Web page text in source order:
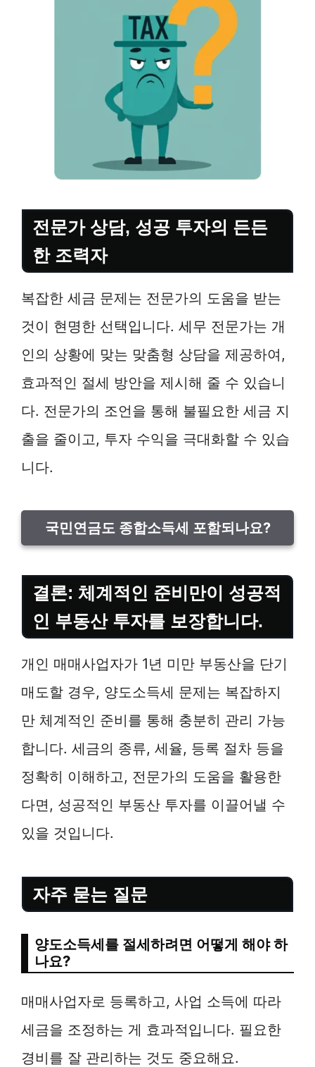
전문가 상담, 성공 투자의 든든
한 조력자
복잡한 세금 문제는 전문가의 도움을 받는
것이 현명한 선택입니다. 세무 전문가는 개
인의 상황에 맞는 맞춤형 상담을 제공하여,
효과적인 절세 방안을 제시해 줄 수 있습니
다. 전문가의 조언을 통해 불필요한 세금 지
출을 줄이고, 투자 수익을 극대화할 수 있습
니다.
국민연금도 종합소득세 포함되나요?
결론: 체계적인 준비만이 성공적
인 부동산 투자를 보장합니다.
개인 매매사업자가 1년 미만 부동산을 단기
매도할 경우, 양도소득세 문제는 복잡하지
만 체계적인 준비를 통해 충분히 관리 가능
합니다. 세금의 종류, 세율, 등록 절차 등을
정확히 이해하고, 전문가의 도움을 활용한
다면, 성공적인 부동산 투자를 이끌어낼 수
있을 것입니다.
자주 묻는 질문
양도소득세를 절세하려면 어떻게 해야 하
나요?
매매사업자로 등록하고, 사업 소득에 따라
세금을 조정하는 게 효과적입니다. 필요한
경비를 잘 관리하는 것도 중요해요.